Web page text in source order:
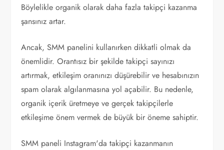
Böylelikle organik olarak daha fazla takipçi kazanma
şansınız artar.
Ancak, SMM panelini kullanırken dikkatli olmak da
önemlidir. Orantısız bir şekilde takipçi sayınızı
artırmak, etkileşim oranınızı düşürebilir ve hesabınızın
spam olarak algılanmasına yol açabilir. Bu nedenle,
organik içerik üretmeye ve gerçek takipçilerle
etkileşime önem vermek de büyük bir öneme sahiptir.
SMM paneli Instagram'da takipçi kazanmanın